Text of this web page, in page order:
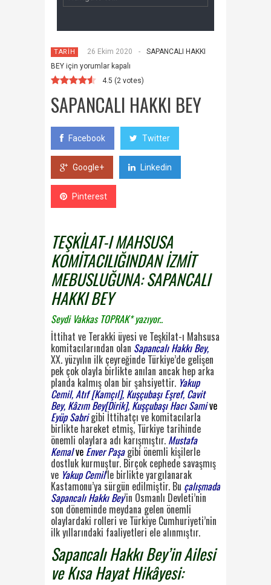
TARİH 26 Ekim 2020 -
SAPANCALI HAKKI
BEY için yorumlar kapalı
4.5 (2 votes)
SAPANCALI HAKKI BEY
Facebook Twitter
Google+ Linkedin
Pinterest
TEŞKİLAT-I MAHSUSA
KOMİTACILIĞINDANİZMİT
MEBUSLUĞUNA:SAPANCALI
HAKKI BEY
Seydi Vakkas TOPRAK* yazıyor..
İttihat ve Terakki üyesi ve Teşkilat-ı Mahsusa
komitacılarından olan Sapancalı Hakkı Bey,
XX.yüzyılın ilk çeyreğinde Türkiye’de gelişen
pek çok olayla birlikte anılan ancak hep arka
planda kalmış olan bir şahsiyettir. Yakup
Cemil, Atıf [Kamçıl], Kuşçubaşı Eşref, Cavit
Bey, KâzımBey[Dirik], Kuşçubaşı Hacı Samive
Eyüp Sabri gibi İttihatçı ve komitacılarla
birlikte hareket etmiş, Türkiye tarihinde
önemli olaylara adı karışmıştır. Mustafa
Kemalve Enver Paşagibi önemli kişilerle
dostluk kurmuştur. Birçok cephede savaşmış
ve Yakup Cemil’le birlikte yargılanarak
Kastamonu’ya sürgün edilmiştir. Bu çalışmada
Sapancalı Hakkı Bey’in Osmanlı Devleti’nin
son döneminde meydana gelen önemli
olaylardaki rolleri ve Türkiye Cumhuriyeti’nin
ilk yıllarındaki faaliyetleri ele alınmıştır.
Sapancalı Hakkı Bey’in Ailesi
ve Kısa Hayat Hikâyesi: